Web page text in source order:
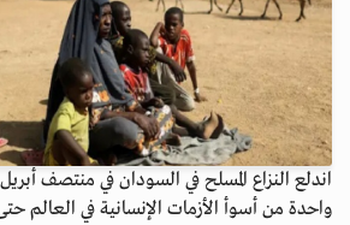
واحدة من أسوأ الأزمات الإنسانية في العالم